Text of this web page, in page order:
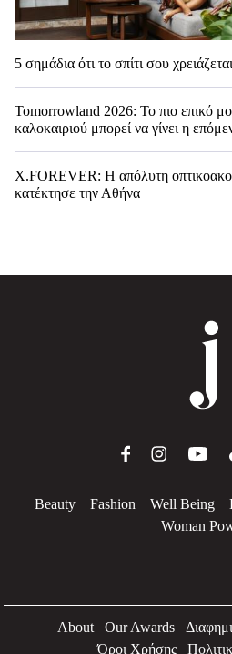
5 σημάδια ότι το σπίτι σου
Tomorrowland 2026: Το πιο επικό
καλοκαιριού μπορεί να γίνει η
X.FOREVER: Η απόλυτη
κατέκτησε την Αθήνα
Beauty Fashion Well Being
Woman
About Our Awards
Όροι Χρήσης